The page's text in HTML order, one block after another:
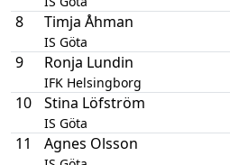
8 Timja Åhman
IS Göta
9 Ronja Lundin
IFK Helsingborg
10 Stina Löfström
IS Göta
11 Agnes Olsson